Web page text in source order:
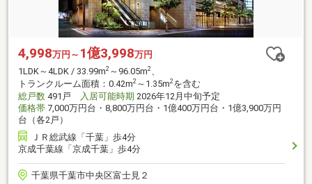
4,998万円～ 1億3,998万円
1LDK～4LDK / 33.99m2 ～96.05m2、
トランクルーム面積：0.42m2 ～1.35m2を含む
総戸数 491戸 入居可能時期 2026年12月中旬予定
価格帯 7,000万円台・8,800万円台・1億400万円台・1億3,900万円
台（各2戸）
ＪＲ総武線「千葉」歩4分
京成千葉線「京成千葉」歩4分
千葉県千葉市中央区富士見２